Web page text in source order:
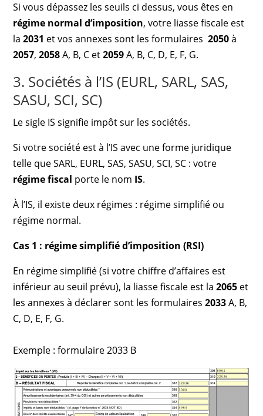
Si vous dépassez les seuils ci dessus, vous êtes en
régime normal d’imposition, votre liasse fiscale est
la2031 et vos annexes sont les formulaires2050à
2057,2058A, B, C et2059A, B, C, D, E, F, G.
3. Sociétés à l’IS (EURL, SARL, SAS,
SASU, SCI, SC)
Le sigle IS signifie impôt sur les sociétés.
Si votre société est à l’IS avec une forme juridique
telle que SARL, EURL, SAS, SASU, SCI, SC : votre
régime fiscal porte le nom IS.
À l’IS, il existe deux régimes : régime simplifié ou
régime normal.
Cas 1 : régime simplifié d’imposition (RSI)
En régime simplifié (si votre chiffre d’affaires est
inférieur au seuil prévu), la liasse fiscale est la 2065 et
les annexes à déclarer sont les formulaires2033A, B,
C, D, E, F, G.
Exemple : formulaire 2033 B